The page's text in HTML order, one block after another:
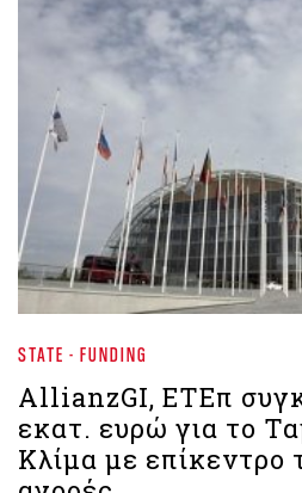
STATE - FUNDING
AllianzGI, ΕΤΕπ
εκατ. ευρώ για το
Κλίμα με επίκεντρο